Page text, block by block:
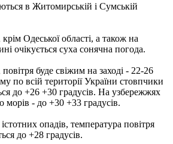
в Житомирській і Сумській
Одеської області, а також на
очікується суха сонячна погода.
буде свіжим на заході - 22-26
по всій території України стовпчики
до +26 +30 градусів. На узбережжях
морів - до +30 +33 градусів.
опадів, температура повітря
до +28 градусів.